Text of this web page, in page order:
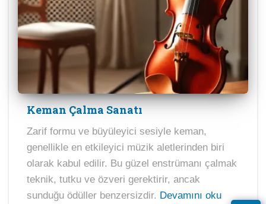
Keman Çalma Sanatı
Zarif formu ve büyüleyici sesiyle keman,
genellikle en etkileyici müzik aletlerinden biri
olarak kabul edilir. Bu güzel enstrümanı çalmak
teknik, tutku ve özveri gerektirir, ancak
sunduğu ödüller benzersizdir. Devamını oku